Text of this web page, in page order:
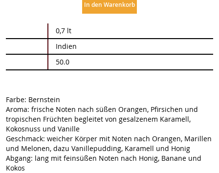
In den Warenkorb
Informationen
0,7 lt
Indien
50.0
Farbe: Bernstein
Aroma: frische Noten nach süßen Orangen, Pfirsichen und
tropischen Früchten begleitet von gesalzenem Karamell,
Kokosnuss und Vanille
Geschmack: weicher Körper mit Noten nach Orangen, Marillen
und Melonen, dazu Vanillepudding, Karamell und Honig
Abgang: lang mit feinsüßen Noten nach Honig, Banane und
Kokos